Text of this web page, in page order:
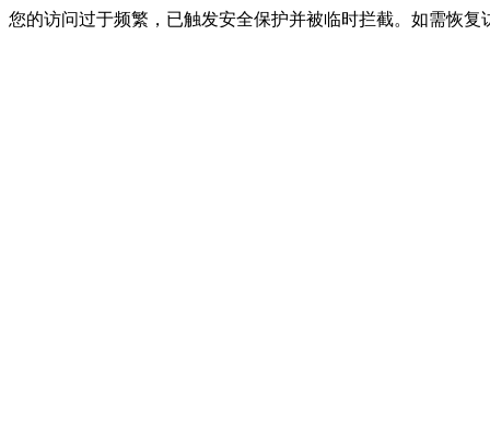
您的访问过于频繁，已触发安全保护并被临时拦截。如需恢复